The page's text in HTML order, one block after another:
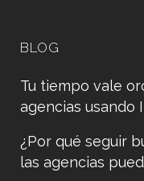
BLOG
Tu tiempo vale
agencias usando
¿Por qué seguir
las agencias